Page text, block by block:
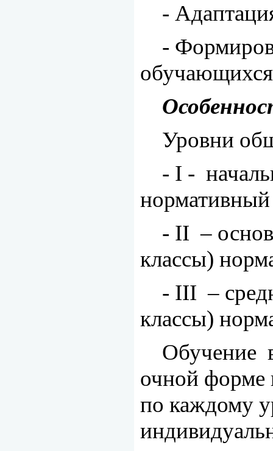
-
-
Уровни
- I -
нормативный
- II –
классы)
- III –
классы)
Обучение
очной форме
по каждому